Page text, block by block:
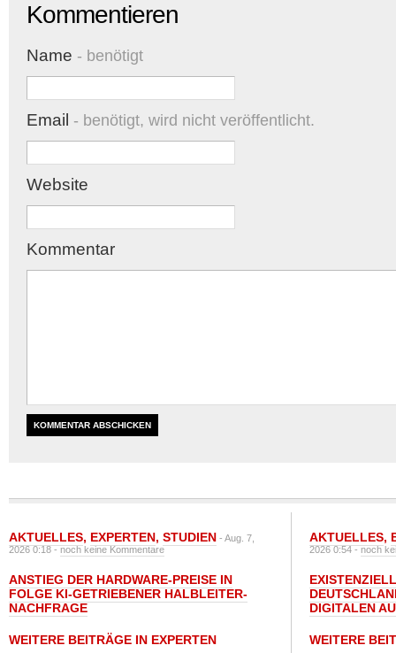
Kommentieren
Name - benötigt
Email - benötigt, wird nicht veröffentlicht.
Website
Kommentar
AKTUELLES, EXPERTEN, STUDIEN - Aug. 7,
2026 0:18 -noch keine Kommentare
ANSTIEG DER HARDWARE-PREISE IN
FOLGE KI-GETRIEBENER HALBLEITER-
NACHFRAGE
WEITERE BEITRÄGE IN EXPERTEN
AKTUELLES,
2026 0:54 -noch
DIGITALEN
WEITERE